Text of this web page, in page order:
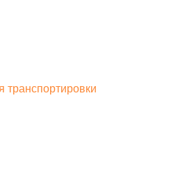
транспортировки